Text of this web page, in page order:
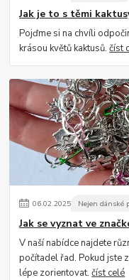
Jak je to s těmi
Pojďme si na chvíli
krásou květů kaktusů.číst
06.02.2025 Nejen dánské
Jak se vyznat ve
V naší nabídce najdete
počítadel řad. Pokud jste
lépe zorientovat.číst celé